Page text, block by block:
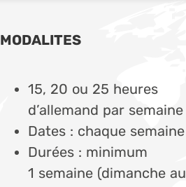
MODALITES
15, 20 ou 25 heures
d’allemand par semaine
Dates : chaque semaine
Durées : minimum
1 semaine (dimanche au